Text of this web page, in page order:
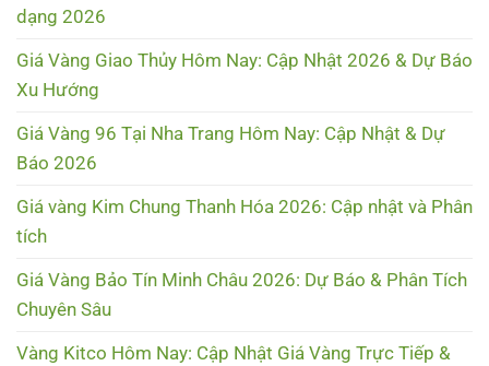
dạng 2026
Giá Vàng Giao Thủy Hôm Nay: Cập Nhật 2026 & Dự Báo
Xu Hướng
Giá Vàng 96 Tại Nha Trang Hôm Nay: Cập Nhật & Dự
Báo 2026
Giá vàng Kim Chung Thanh Hóa 2026: Cập nhật và Phân
tích
Giá Vàng Bảo Tín Minh Châu 2026: Dự Báo & Phân Tích
Chuyên Sâu
Vàng Kitco Hôm Nay: Cập Nhật Giá Vàng Trực Tiếp &